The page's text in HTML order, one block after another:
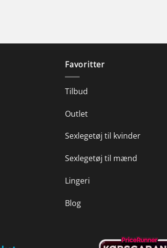
Favoritter
Tilbud
Outlet
Sexlegetøj til kvinder
Sexlegetøj til mænd
Lingeri
Blog